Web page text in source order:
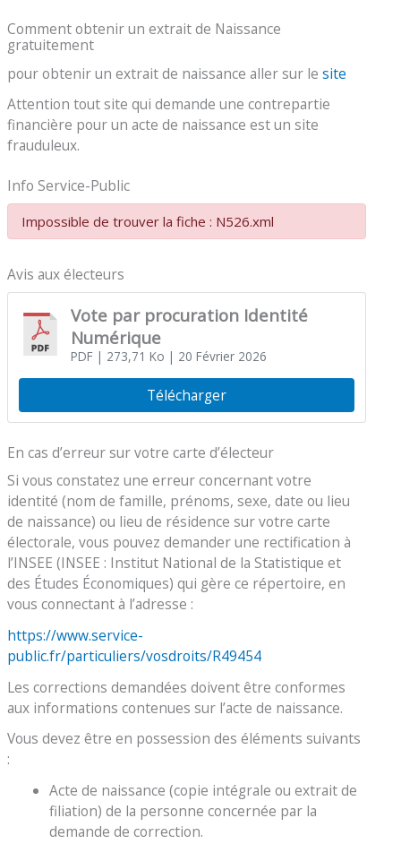
Comment obtenir un extrait de Naissance
gratuitement
pour obtenir un extrait de naissance aller sur le site
Attention tout site qui demande une contrepartie
financière pour un acte de naissance est un site
frauduleux.
Info Service-Public
Impossible de trouver la fiche : N526.xml
Avis aux électeurs
Vote par procuration Identité
Numérique
PDF| 273,71 Ko | 20 Février 2026
Télécharger
En cas d’erreur sur votre carte d’électeur
Si vous constatez une erreur concernant votre
identité (nom de famille, prénoms, sexe, date ou lieu
de naissance) ou lieu de résidence sur votre carte
électorale, vous pouvez demander une rectification à
l’INSEE (INSEE : Institut National de la Statistique et
des Études Économiques) qui gère ce répertoire, en
vous connectant à l’adresse :
https://www.service-
public.fr/particuliers/vosdroits/R49454
Les corrections demandées doivent être conformes
aux informations contenues sur l’acte de naissance.
Vous devez être en possession des éléments suivants
:
Acte de naissance (copie intégrale ou extrait de
filiation) de la personne concernée par la
demande de correction.